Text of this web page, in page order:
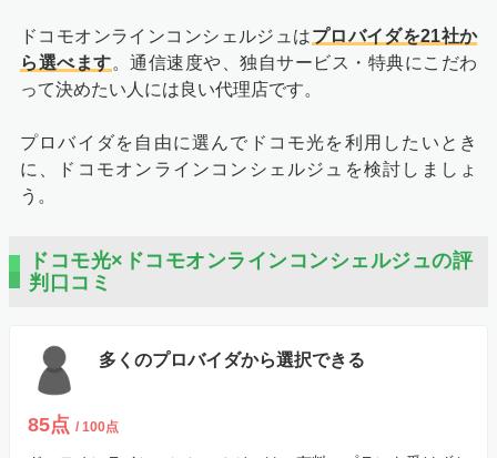
電話による内容確認と工事日の調整
この電話では、入力した契約者情報の確認と、料金プラン
やキャンペーンの説明があります。疑問があれば質問して
次にドコモ光から2回目の電話がかかってきます。2回目
の電話の内容は工事日程の調整です。都合の良い日程で調
ドコモオンラインコンシェルジュはプロバイダを21社か
ら選べます。通信速度や、独自サービス・特典にこだわ
って決めたい人には良い代理店です。
プロバイダを自由に選んでドコモ光を利用したいとき
に、ドコモオンラインコンシェルジュを検討しましょ
う。
ドコモ光×ドコモオンラインコンシェルジュの評
判口コミ
多くのプロバイダから選択できる
85点 / 100点